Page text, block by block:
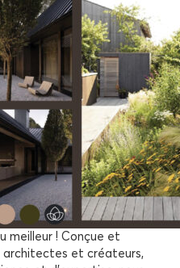
meilleur ! Conçue et
architectes et créateurs,